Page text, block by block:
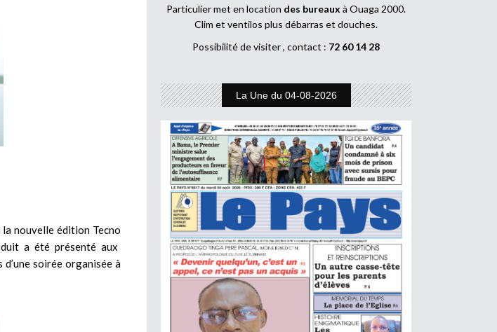
nouvelle édition Tecno
a été présenté aux
soirée organisée à
Particulier met en location des bureaux à Ouaga 2000.
Clim et ventilos plus débarras et douches.
Possibilité de visiter , contact : 72 60 14 28
La Une du 04-08-2026